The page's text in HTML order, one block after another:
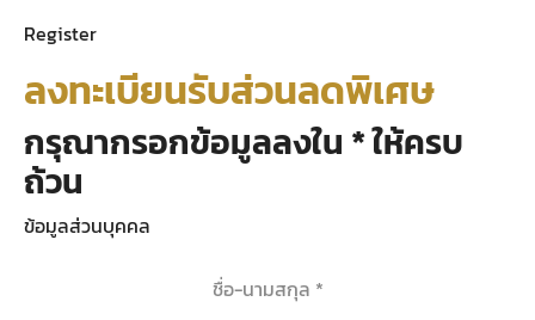
Register
ลงทะเบียนรับส่วนลดพิเศษ
กรุณากรอกข้อมูลลงใน * ให้ครบ
ถ้วน
ข้อมูลส่วนบุคคล
ชื่อ-นามสกุล *